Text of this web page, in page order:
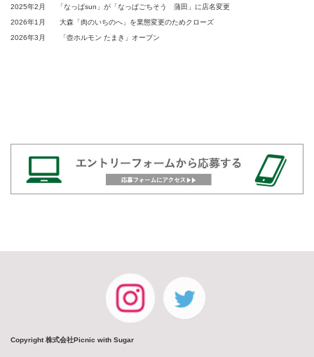
2025年2月 「なっぱsun」が「なっぱごちそう 蒲田」に店名変更
2026年1月 大森「肉のいちのへ」を業態変更のためクローズ
2026年3月 「壺ホルモン たまき」オープン
Copyright 株式会社Picnic with Sugar